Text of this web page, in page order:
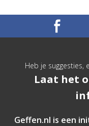
Heb je suggesties,
Laat het
Geffen.nl is een